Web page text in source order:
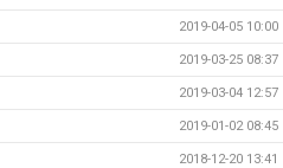
2019-04-05 10:00
2019-03-25 08:37
2019-03-04 12:57
2019-01-02 08:45
2018-12-20 13:41